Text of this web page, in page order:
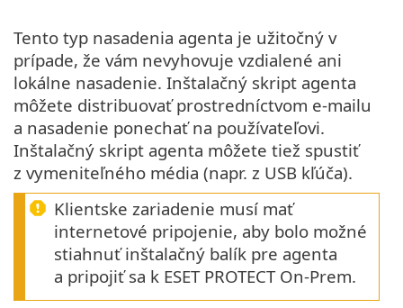
Tento typ nasadenia agenta je užitočný v
prípade, že vám nevyhovuje vzdialené ani
lokálne nasadenie. Inštalačný skript agenta
môžete distribuovať prostredníctvom e‑mailu
a nasadenie ponechať na používateľovi.
Inštalačný skript agenta môžete tiež spustiť
z vymeniteľného média (napr. z USB kľúča).
Klientske zariadenie musí mať
internetové pripojenie, aby bolo možné
stiahnuť inštalačný balík pre agenta
a pripojiť sa k ESET PROTECT On-Prem.